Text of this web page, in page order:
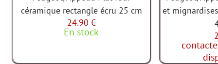
céramique rectangle écru 25 cm
24.90 €
En stock
et